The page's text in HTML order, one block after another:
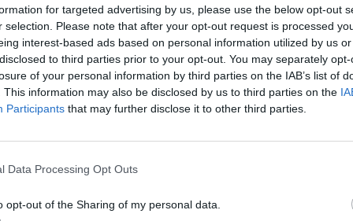
for targeted advertising by us, please use the below opt-out
selection. Please note that after your opt-out request is processed
interest-based ads based on personal information utilized by us
to third parties prior to your opt-out. You may separately
of your personal information by third parties on the IAB’s list of
This information may also be disclosed by us to third parties on the
Participants that may further disclose it to other third parties.
Data Processing Opt Outs
opt-out of the Sharing of my personal data.
15:37:55
sage allen Schenkern vielen, vielen Dank.
ich noch so zurückschicken kann.